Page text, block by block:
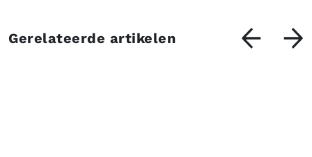
Gerelateerde artikelen